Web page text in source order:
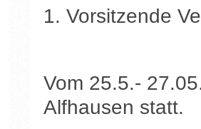
1. Vorsitzende
Vom 25.5.-
Alfhausen statt.